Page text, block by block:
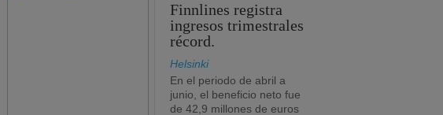
Finnlines registra
ingresos trimestrales
récord.
Helsinki
En el periodo de abril a
junio, el beneficio neto fue
de 42,9 millones de euros